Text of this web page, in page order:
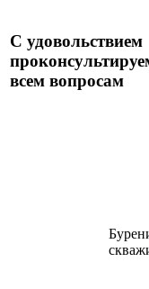
С удовольствием
всем вопросам